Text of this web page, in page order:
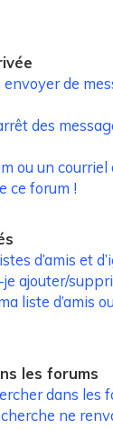
envoyer de
des
ou un
ce forum !
d’amis et
ajouter/
liste d’amis ou
les forums
dans les
ne